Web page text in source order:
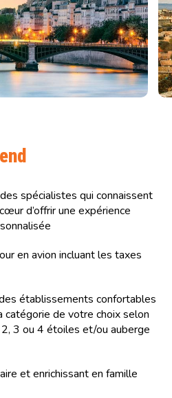
spécialistes qui connaissent
d’offrir une expérience
en avion incluant les taxes
établissements confortables
catégorie de votre choix selon
3 ou 4 étoiles et/ou auberge
et enrichissant en famille